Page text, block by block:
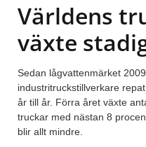
Världens
växte
Sedan lågvattenmärket
industritruckstillverkare
år till år. Förra året växte
truckar med nästan 8
blir allt mindre.